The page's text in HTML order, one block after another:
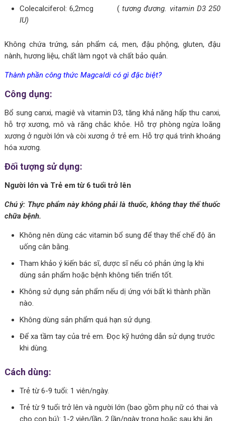
Colecalciferol: 6,2mcg (tương đương. vitamin D3 250
IU)
Không chứa trứng, sản phẩm cá, men, đậu phộng, gluten, đậu
nành, hương liệu, chất làm ngọt và chất bảo quản.
Thành phần công thức Magcaldi có gì đặc biệt?
Công dụng:
Bổ sung canxi, magiê và vitamin D3, tăng khả năng hấp thu canxi,
hỗ trợ xương, mô và răng chắc khỏe. Hỗ trợ phòng ngừa loãng
xương ở người lớn và còi xương ở trẻ em. Hỗ trợ quá trình khoáng
hóa xương.
Đối tượng sử dụng:
Người lớn và Trẻ em từ 6 tuổi trở lên
Chú ý: Thực phẩm này không phải là thuốc, không thay thế thuốc
chữa bệnh.
Không nên dùng các vitamin bổ sung để thay thế chế độ ăn
uống cân bằng.
Tham khảo ý kiến bác sĩ, dược sĩ nếu có phản ứng lạ khi
dùng sản phẩm hoặc bệnh không tiến triển tốt.
Không sử dụng sản phẩm nếu dị ứng với bất kì thành phần
nào.
Không dùng sản phẩm quá hạn sử dụng.
Để xa tầm tay của trẻ em. Đọc kỹ hướng dẫn sử dụng trước
khi dùng.
Cách dùng:
Trẻ từ 6-9 tuổi: 1 viên/ngày.
Trẻ từ 9 tuổi trở lên và người lớn (bao gồm phụ nữ có thai và
cho con bú): 1-2 viên/lần, 2 lần/ngày trong hoặc sau khi ăn